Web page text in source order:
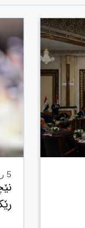
5 رۆژ پێش ئێستا